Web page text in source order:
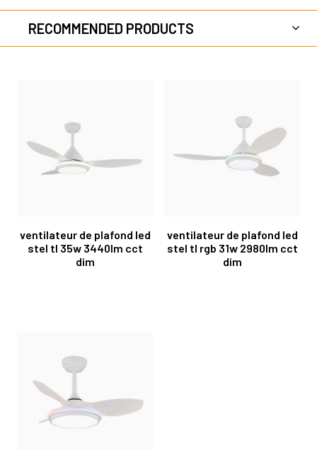
RECOMMENDED PRODUCTS
ventilateur de plafond led
stel tl 35w 3440lm cct
dim
ventilateur de plafond led
stel tl rgb 31w 2980lm cct
dim